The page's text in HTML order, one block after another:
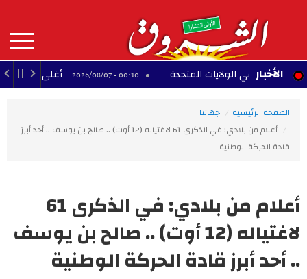
contenu
principal
MAIN
NAVIGATION الأخبار
في الولايات المتحدة 00:10 - 2026/08/07 أغلى 10 لاعبين أفارقة عبر التاريخ
الصفحة الرئيسية
جهاتنا
أعلام من بلادي: في الذكرى 61 لاغتياله (12 أوت) .. صالح بن يوسف .. أحد أبرز
قادة الحركة الوطنية
أعلام من بلادي: في الذكرى 61
لاغتياله (12 أوت) .. صالح بن يوسف
.. أحد أبرز قادة الحركة الوطنية